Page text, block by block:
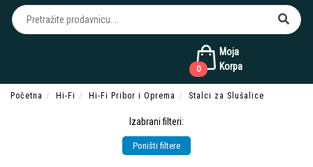
Moja
Korpa
0
Početna Hi-Fi Hi-Fi Pribor i Oprema Stalci za Slušalice
Izabrani filteri:
Poništi filtere